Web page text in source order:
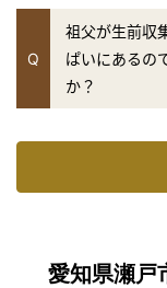
Q
祖父が生前収
ぱいにあるの
か？
愛知県瀬戸